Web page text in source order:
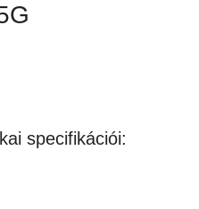
specifikációi: